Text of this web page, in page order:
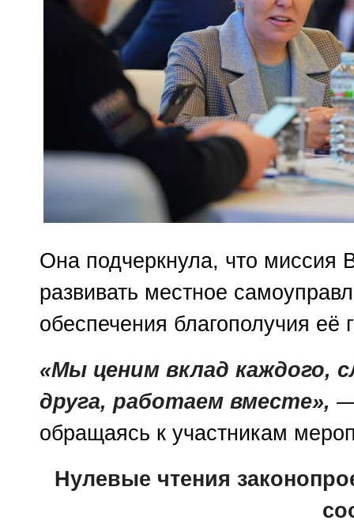
Она подчеркнула, что
развивать местное
обеспечения благополучия её
«Мы ценим вклад каждого,
друга, работаем вместе», —
обращаясь к участникам
Нулевые чтения